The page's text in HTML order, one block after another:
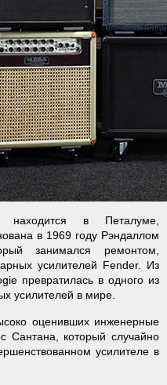
находится в Петалуме,
в 1969 году Рэндаллом
занимался ремонтом,
усилителей Fender. Из
превратилась в одного из
усилителей в мире.
оценивших инженерные
Сантана, который случайно
усилителе в